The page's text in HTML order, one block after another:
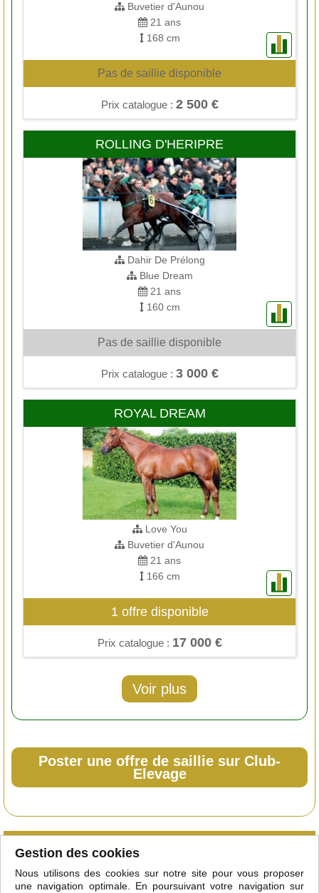
Buvetier d'Aunou
21 ans
168 cm
Pas de saillie disponible
Prix catalogue : 2 500 €
ROLLING D'HERIPRE
Dahir De Prélong
Blue Dream
21 ans
160 cm
Pas de saillie disponible
Prix catalogue : 3 000 €
ROYAL DREAM
Love You
Buvetier d'Aunou
21 ans
166 cm
1 offre disponible
Prix catalogue : 17 000 €
Voir plus
Poster une offre de saillie sur Club-
Elevage
Qu'est-ce que le club
Courtiers/étalonniers
Adhérer
Mentions légales
Gestion des cookies
Nous utilisons des cookies sur notre site pour vous proposer
une navigation optimale. En poursuivant votre navigation sur